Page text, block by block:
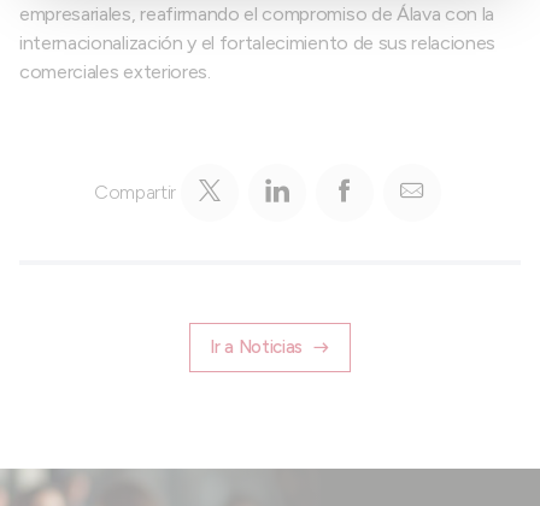
empresariales, reafirmando el compromiso de Álava con la
internacionalización y el fortalecimiento de sus relaciones
comerciales exteriores.
Compartir
Ir a Noticias